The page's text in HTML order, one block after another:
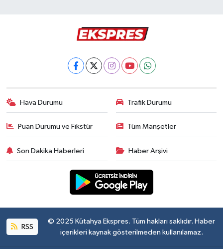
Hava Durumu Trafik Durumu
Puan Durumu ve Fikstür Tüm Manşetler
Son Dakika Haberleri Haber Arşivi
RSS
© 2025 Kütahya Ekspres. Tüm hakları saklıdır. Haber
içerikleri kaynak gösterilmeden kullanılamaz.